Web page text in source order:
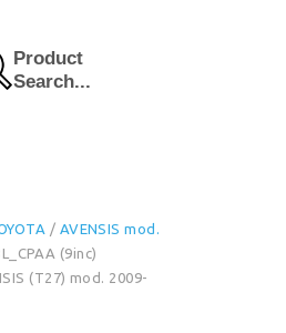
Product
Search...
/ AVENSIS mod.
(9inc)
(T27) mod. 2009-